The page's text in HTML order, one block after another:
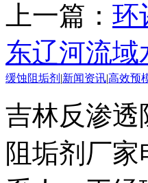
上一篇： 环
东辽河流
缓蚀阻垢剂 新闻资讯 高效预
吉林反渗透
阻垢剂厂家